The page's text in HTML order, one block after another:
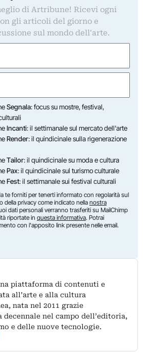
di Artribune! Ricevi ogni
gli articoli del giorno e
sul mondo dell'arte.
Segnala: focus su mostre, festival,
Incanti: il settimanale sul mercato dell'arte
Render: il quindicinale sulla rigenerazione
Tailor: il quindicinale su moda e cultura
Pax: il quindicinale sul turismo culturale
Fest: il settimanale sui festival culturali
te forniti per tenerti informato con regolarità sul
della privacy come indicato nella nostra
dati personali verranno trasferiti su MailChimp
riportate in questa informativa. Potrai
con l'apposito link presente nelle email.
piattaforma di contenuti e
all’arte e alla cultura
nata nel 2011 grazie
decennale nel campo dell’editoria,
e delle nuove tecnologie.